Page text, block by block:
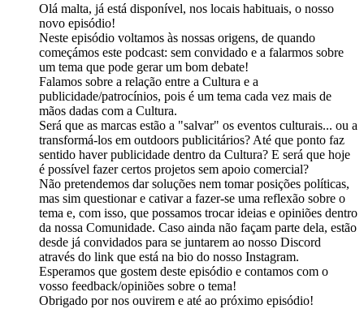
Olá malta, já está disponível, nos locais habituais, o nosso
novo episódio!
Neste episódio voltamos às nossas origens, de quando
começámos este podcast: sem convidado e a falarmos sobre
um tema que pode gerar um bom debate!
Falamos sobre a relação entre a Cultura e a
publicidade/patrocínios, pois é um tema cada vez mais de
mãos dadas com a Cultura.
Será que as marcas estão a "salvar" os eventos culturais... ou a
transformá-los em outdoors publicitários? Até que ponto faz
sentido haver publicidade dentro da Cultura? E será que hoje
é possível fazer certos projetos sem apoio comercial?
Não pretendemos dar soluções nem tomar posições políticas,
mas sim questionar e cativar a fazer-se uma reflexão sobre o
tema e, com isso, que possamos trocar ideias e opiniões dentro
da nossa Comunidade. Caso ainda não façam parte dela, estão
desde já convidados para se juntarem ao nosso Discord
através do link que está na bio do nosso Instagram.
Esperamos que gostem deste episódio e contamos com o
vosso feedback/opiniões sobre o tema!
Obrigado por nos ouvirem e até ao próximo episódio!